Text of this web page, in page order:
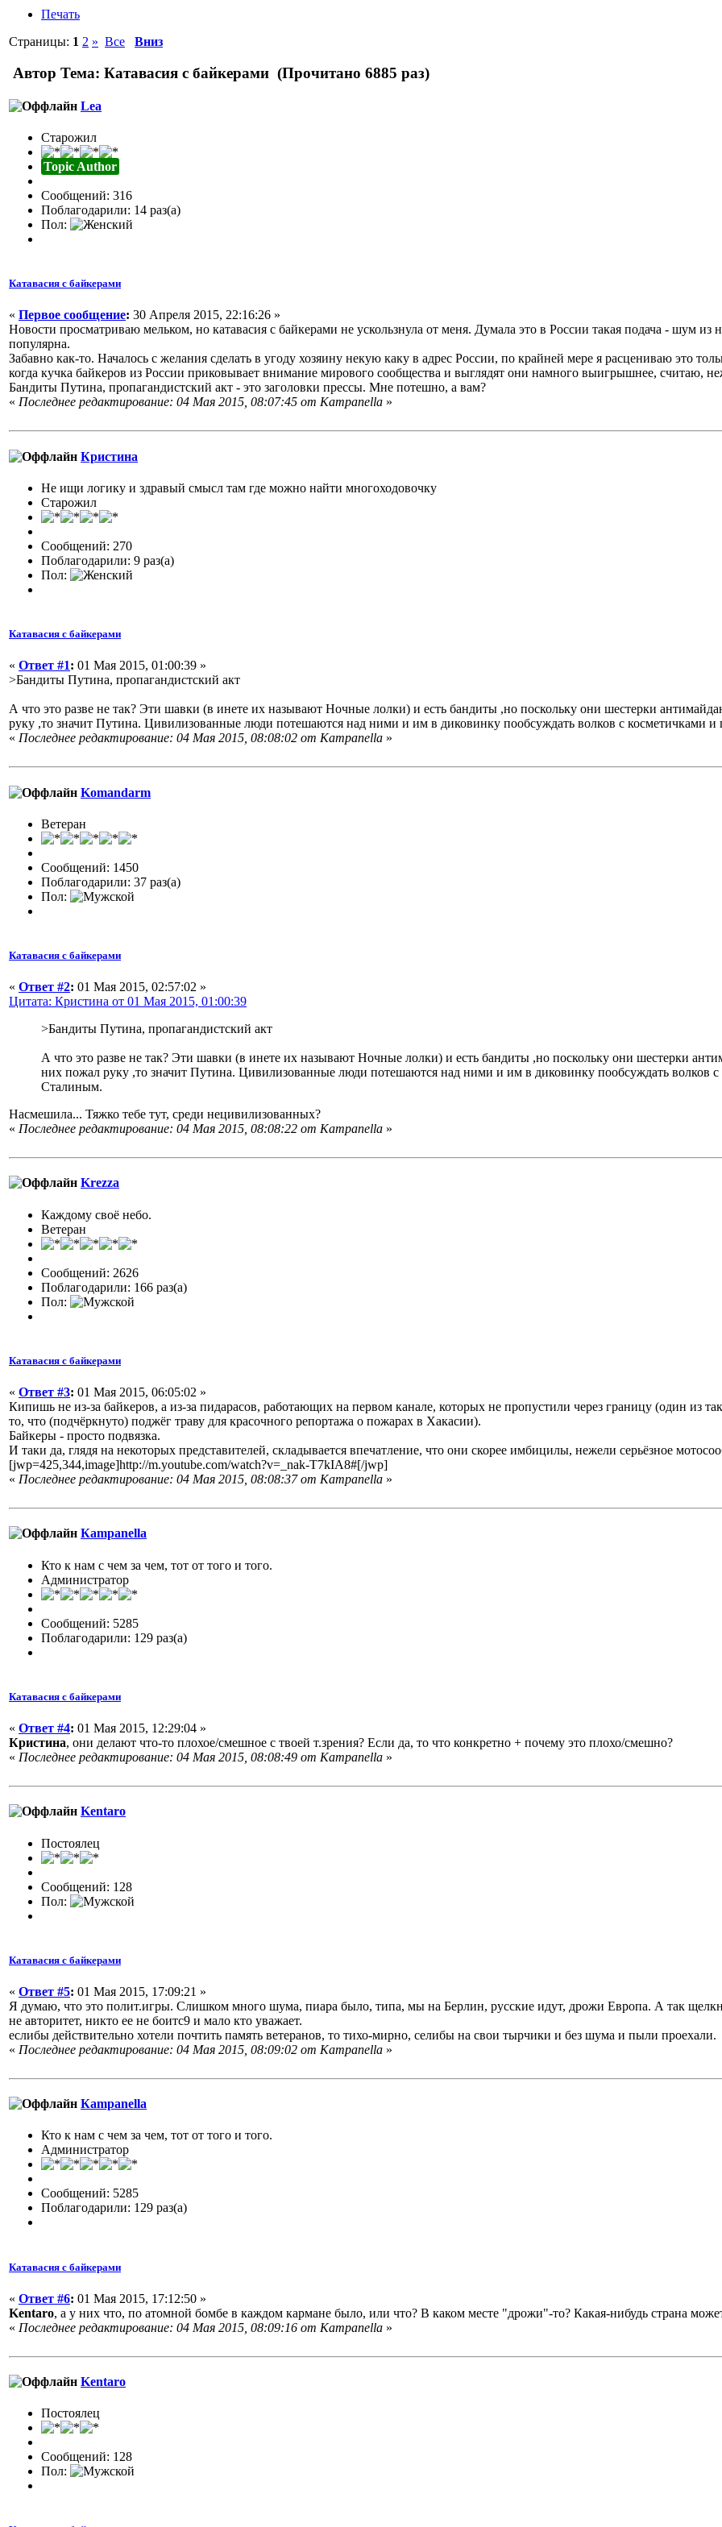
Печать
Страницы: 1 2 » Все Вниз
Автор Тема: Катавасия с байкерами (Прочитано 6885 раз)
Lea
Старожил
Topic Author
Сообщений: 316
Поблагодарили: 14 раз(а)
Пол:
Катавасия с байкерами
« Первое сообщение: 30 Апреля 2015, 22:16:26 »
Новости просматриваю мельком, но катавасия с байкерами не ускользнула от меня. Думала это в России такая подача - шум из
популярна.
Забавно как-то. Началось с желания сделать в угоду хозяину некую каку в адрес России, по крайней мере я расцениваю это
когда кучка байкеров из России приковывает внимание мирового сообщества и выглядят они намного выигрышнее, считаю,
Бандиты Путина, пропагандистский акт - это заголовки прессы. Мне потешно, а вам?
« Последнее редактирование: 04 Мая 2015, 08:07:45 от Кampanella »
Кристина
Не ищи логику и здравый смысл там где можно найти многоходовочку
Старожил
Сообщений: 270
Поблагодарили: 9 раз(а)
Пол:
Катавасия с байкерами
« Ответ #1: 01 Мая 2015, 01:00:39 »
>Бандиты Путина, пропагандистский акт
А что это разве не так? Эти шавки (в инете их называют Ночные лолки) и есть бандиты ,но поскольку они шестерки
руку ,то значит Путина. Цивилизованные люди потешаются над ними и им в диковинку пообсуждать волков с косметичками
« Последнее редактирование: 04 Мая 2015, 08:08:02 от Кampanella »
Komandarm
Ветеран
Сообщений: 1450
Поблагодарили: 37 раз(а)
Пол:
Катавасия с байкерами
« Ответ #2: 01 Мая 2015, 02:57:02 »
Цитата: Кристина от 01 Мая 2015, 01:00:39
>Бандиты Путина, пропагандистский акт
А что это разве не так? Эти шавки (в инете их называют Ночные лолки) и есть бандиты ,но поскольку они шестерки
них пожал руку ,то значит Путина. Цивилизованные люди потешаются над ними и им в диковинку пообсуждать волков с
Сталиным.
Насмешила... Тяжко тебе тут, среди нецивилизованных?
« Последнее редактирование: 04 Мая 2015, 08:08:22 от Кampanella »
Krezza
Каждому своё небо.
Ветеран
Сообщений: 2626
Поблагодарили: 166 раз(а)
Пол:
Катавасия с байкерами
« Ответ #3: 01 Мая 2015, 06:05:02 »
Кипишь не из-за байкеров, а из-за пидарасов, работающих на первом канале, которых не пропустили через границу (один из
то, что (подчёркнуто) поджёг траву для красочного репортажа о пожарах в Хакасии).
Байкеры - просто подвязка.
И таки да, глядя на некоторых представителей, складывается впечатление, что они скорее имбицилы, нежели серьёзное
[jwp=425,344,image]http://m.youtube.com/watch?v=_nak-T7kIA8#[/jwp]
« Последнее редактирование: 04 Мая 2015, 08:08:37 от Кampanella »
Кampanella
Кто к нам с чем за чем, тот от того и того.
Администратор
Сообщений: 5285
Поблагодарили: 129 раз(а)
Катавасия с байкерами
« Ответ #4: 01 Мая 2015, 12:29:04 »
Кристина, они делают что-то плохое/смешное с твоей т.зрения? Если да, то что конкретно + почему это плохо/смешно?
« Последнее редактирование: 04 Мая 2015, 08:08:49 от Кampanella »
Kentaro
Постоялец
Сообщений: 128
Пол:
Катавасия с байкерами
« Ответ #5: 01 Мая 2015, 17:09:21 »
Я думаю, что это полит.игры. Слишком много шума, пиара было, типа, мы на Берлин, русские идут, дрожи Европа. А так
не авторитет, никто ее не боитс9 и мало кто уважает.
еслибы действительно хотели почтить память ветеранов, то тихо-мирно, селибы на свои тырчики и без шума и пыли проехали.
« Последнее редактирование: 04 Мая 2015, 08:09:02 от Кampanella »
Кampanella
Кто к нам с чем за чем, тот от того и того.
Администратор
Сообщений: 5285
Поблагодарили: 129 раз(а)
Катавасия с байкерами
« Ответ #6: 01 Мая 2015, 17:12:50 »
Kentaro, а у них что, по атомной бомбе в каждом кармане было, или что? В каком месте "дрожи"-то? Какая-нибудь страна
« Последнее редактирование: 04 Мая 2015, 08:09:16 от Кampanella »
Kentaro
Постоялец
Сообщений: 128
Пол: